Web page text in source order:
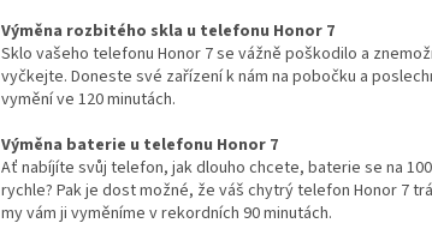
Výměna rozbitého skla u telefonu Honor 7
Sklo vašeho telefonu Honor 7 se vážně poškodilo a
vyčkejte. Doneste své zařízení k nám na pobočku a
vymění ve 120 minutách.
Výměna baterie u telefonu Honor 7
Ať nabíjíte svůj telefon, jak dlouho chcete, baterie se na
rychle? Pak je dost možné, že váš chytrý telefon Honor 7
my vám ji vyměníme v rekordních 90 minutách.